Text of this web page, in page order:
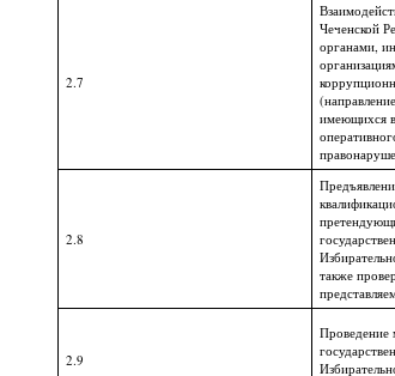
2.7
Чеченской
органами,
имеющихся
2.8
также
2.9
Проведение